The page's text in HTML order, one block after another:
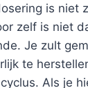
is niet
zelf is niet
Je zult
te
Als je